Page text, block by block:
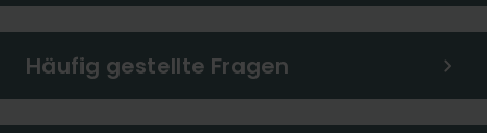
Häufig gestellte Fragen